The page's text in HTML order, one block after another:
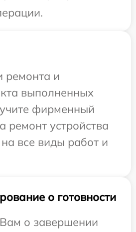
ремонта и
выполненных
фирменный
ремонт устройства
все виды работ и
о готовности
о завершении